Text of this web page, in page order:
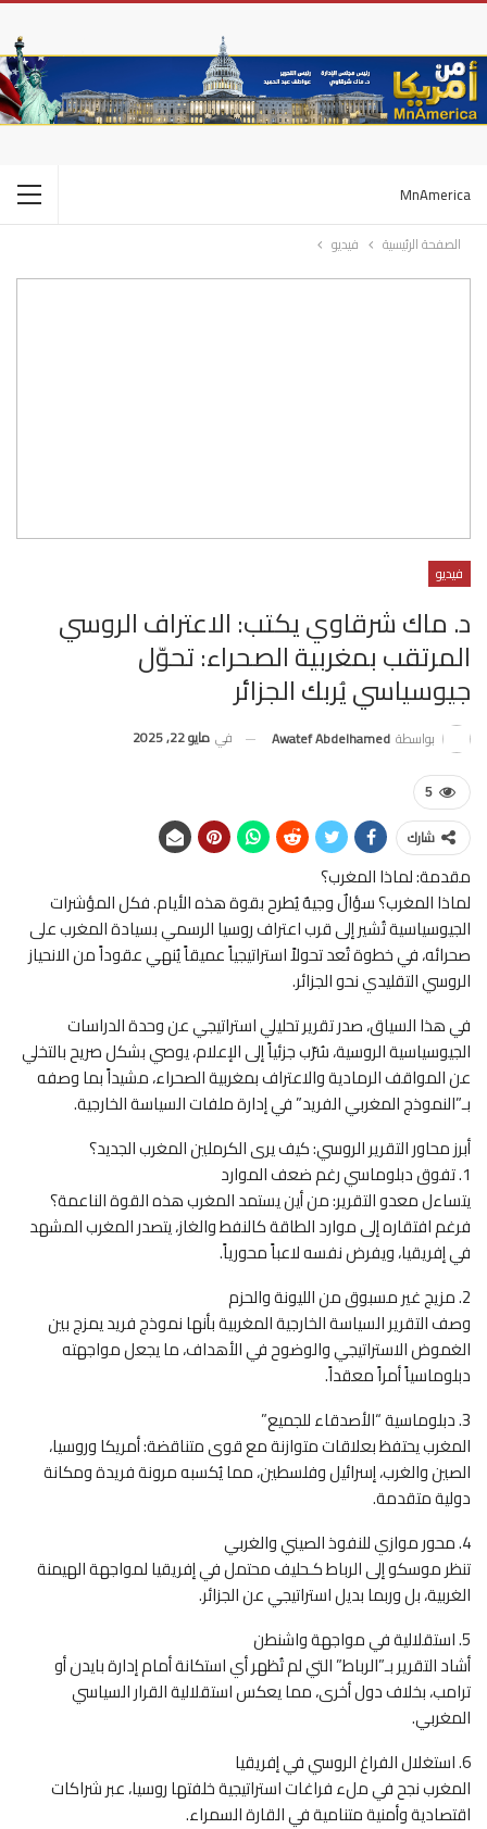
MnAmerica
الصفحة الرئيسية فيديو
فيديو
د. ماك شرقاوي يكتب: الاعتراف الروسي
المرتقب بمغربية الصحراء: تحوّل
جيوسياسي يُربك الجزائر
بواسطة Awatef Abdelhamed في مايو 22, 2025
5
شارك
مقدمة: لماذا المغرب؟
لماذا المغرب؟ سؤالٌ وجيهٌ يُطرح بقوة هذه الأيام. فكل المؤشرات
الجيوسياسية تُشير إلى قرب اعتراف روسيا الرسمي بسيادة المغرب على
صحرائه، في خطوة تُعد تحولاً استراتيجياً عميقاً يُنهي عقوداً من الانحياز
الروسي التقليدي نحو الجزائر.
في هذا السياق، صدر تقرير تحليلي استراتيجي عن وحدة الدراسات
الجيوسياسية الروسية، سُرّب جزئياً إلى الإعلام، يوصي بشكل صريح بالتخلي
عن المواقف الرمادية والاعتراف بمغربية الصحراء، مشيداً بما وصفه
بـ”النموذج المغربي الفريد” في إدارة ملفات السياسة الخارجية.
أبرز محاور التقرير الروسي: كيف يرى الكرملين المغرب الجديد؟
1. تفوق دبلوماسي رغم ضعف الموارد
يتساءل معدو التقرير: من أين يستمد المغرب هذه القوة الناعمة؟
فرغم افتقاره إلى موارد الطاقة كالنفط والغاز، يتصدر المغرب المشهد
في إفريقيا، ويفرض نفسه لاعباً محورياً.
2. مزيج غير مسبوق من الليونة والحزم
وصف التقرير السياسة الخارجية المغربية بأنها نموذج فريد يمزج بين
الغموض الاستراتيجي والوضوح في الأهداف، ما يجعل مواجهته
دبلوماسياً أمراً معقداً.
3. دبلوماسية “الأصدقاء للجميع”
المغرب يحتفظ بعلاقات متوازنة مع قوى متناقضة: أمريكا وروسيا،
الصين والغرب، إسرائيل وفلسطين، مما يُكسبه مرونة فريدة ومكانة
دولية متقدمة.
4. محور موازي للنفوذ الصيني والغربي
تنظر موسكو إلى الرباط كـحليف محتمل في إفريقيا لمواجهة الهيمنة
الغربية، بل وربما بديل استراتيجي عن الجزائر.
5. استقلالية في مواجهة واشنطن
أشاد التقرير بـ”الرباط” التي لم تُظهر أي استكانة أمام إدارة بايدن أو
ترامب، بخلاف دول أخرى، مما يعكس استقلالية القرار السياسي
المغربي.
6. استغلال الفراغ الروسي في إفريقيا
المغرب نجح في ملء فراغات استراتيجية خلفتها روسيا، عبر شراكات
اقتصادية وأمنية متنامية في القارة السمراء.